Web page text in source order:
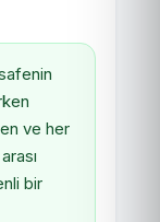
ve her
bir